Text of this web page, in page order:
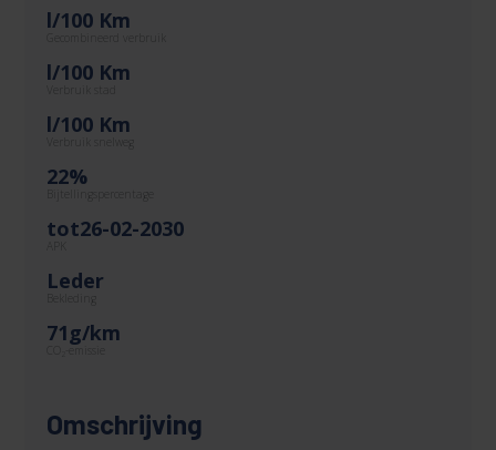
l/100 Km
l/100 Km
l/100 Km
Verbruik snelweg
22%
Bijtellingspercentage
tot26-02-2030
Leder
Bekleding
71g/km
Omschrijving